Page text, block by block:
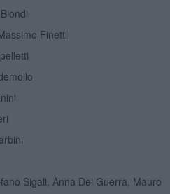
Finetti
Sigali, Anna Del Guerra, Mauro